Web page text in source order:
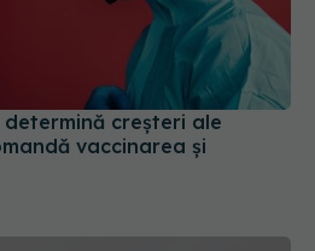
creșteri ale
vaccinarea și